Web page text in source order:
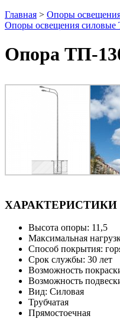
Главная > Опоры
Опоры освещения силовые
Опора ТП-
ХАРАКТЕРИСТИКИ
Высота опоры: 11,5
Максимальная
Способ покрытия:
Срок службы: 30 лет
Возможность
Возможность
Вид: Силовая
Трубчатая
Прямостоечная